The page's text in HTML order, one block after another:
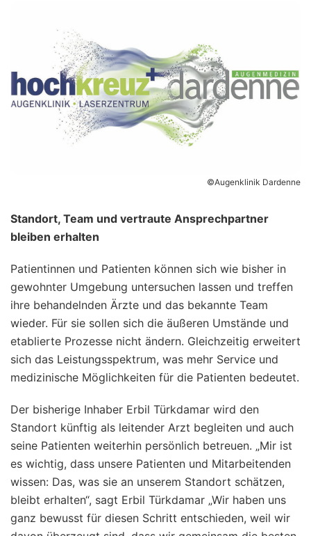
©Augenklinik Dardenne
Standort, Team und vertraute Ansprechpartner
bleiben erhalten
Patientinnen und Patienten können sich wie bisher in
gewohnter Umgebung untersuchen lassen und treffen
ihre behandelnden Ärzte und das bekannte Team
wieder. Für sie sollen sich die äußeren Umstände und
etablierte Prozesse nicht ändern. Gleichzeitig erweitert
sich das Leistungsspektrum, was mehr Service und
medizinische Möglichkeiten für die Patienten bedeutet.
Der bisherige Inhaber Erbil Türkdamar wird den
Standort künftig als leitender Arzt begleiten und auch
seine Patienten weiterhin persönlich betreuen. „Mir ist
es wichtig, dass unsere Patienten und Mitarbeitenden
wissen: Das, was sie an unserem Standort schätzen,
bleibt erhalten“, sagt Erbil Türkdamar „Wir haben uns
ganz bewusst für diesen Schritt entschieden, weil wir